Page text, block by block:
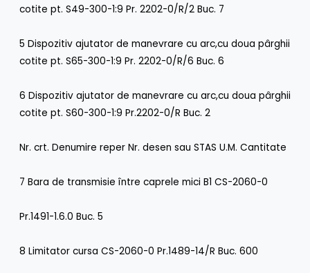
cotite pt. S49-300-1:9 Pr. 2202-0/R/2 Buc. 7
5 Dispozitiv ajutator de manevrare cu arc,cu doua pârghii
cotite pt. S65-300-1:9 Pr. 2202-0/R/6 Buc. 6
6 Dispozitiv ajutator de manevrare cu arc,cu doua pârghii
cotite pt. S60-300-1:9 Pr.2202-0/R Buc. 2
Nr. crt. Denumire reper Nr. desen sau STAS U.M. Cantitate
7 Bara de transmisie între caprele mici B1 CS-2060-0
Pr.1491-1.6.0 Buc. 5
8 Limitator cursa CS-2060-0 Pr.1489-14/R Buc. 600